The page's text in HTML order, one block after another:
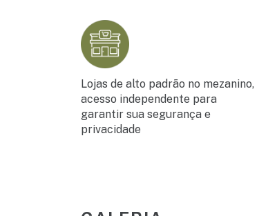
Lojas de alto padrão no mezanino,
acesso independente para
garantir sua segurança e
privacidade